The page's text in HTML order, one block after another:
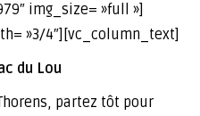
img_size= »full »]
»3/4″][vc_column_text]
du Lou
partez tôt pour